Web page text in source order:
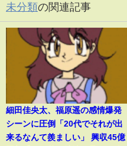
未分類の関連記事
細田佳央太、福原遥の感情爆発
シーンに圧倒「20代でそれが出
来るなんて羨ましい」 興収45億